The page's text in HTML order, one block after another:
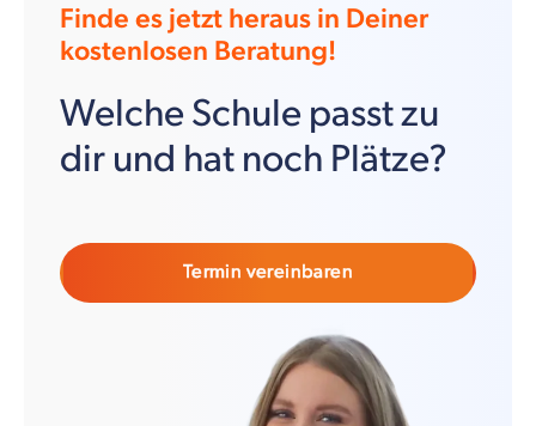
Finde es jetzt heraus in Deiner
kostenlosen Beratung!
Welche Schule passt zu
dir und hat noch Plätze?
Termin vereinbaren